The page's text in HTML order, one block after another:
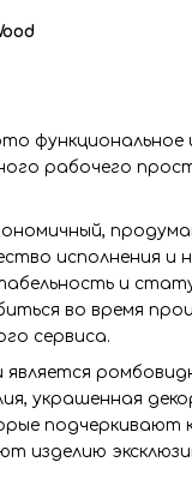
рабочего
исполнения и
и
во время
сервиса.
украшенная
подчеркивают
изделию